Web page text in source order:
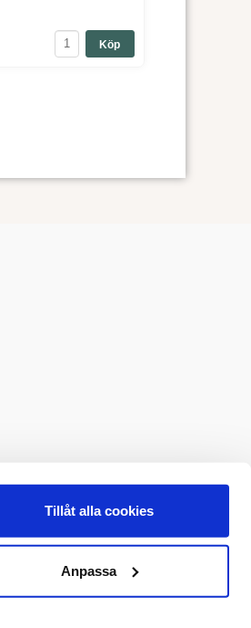
Tillåt alla cookies
Anpassa
Köp